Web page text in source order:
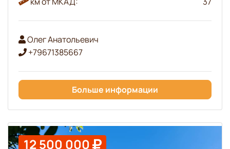
Олег Анатольевич
+79671385667
Больше информации
12 500 000